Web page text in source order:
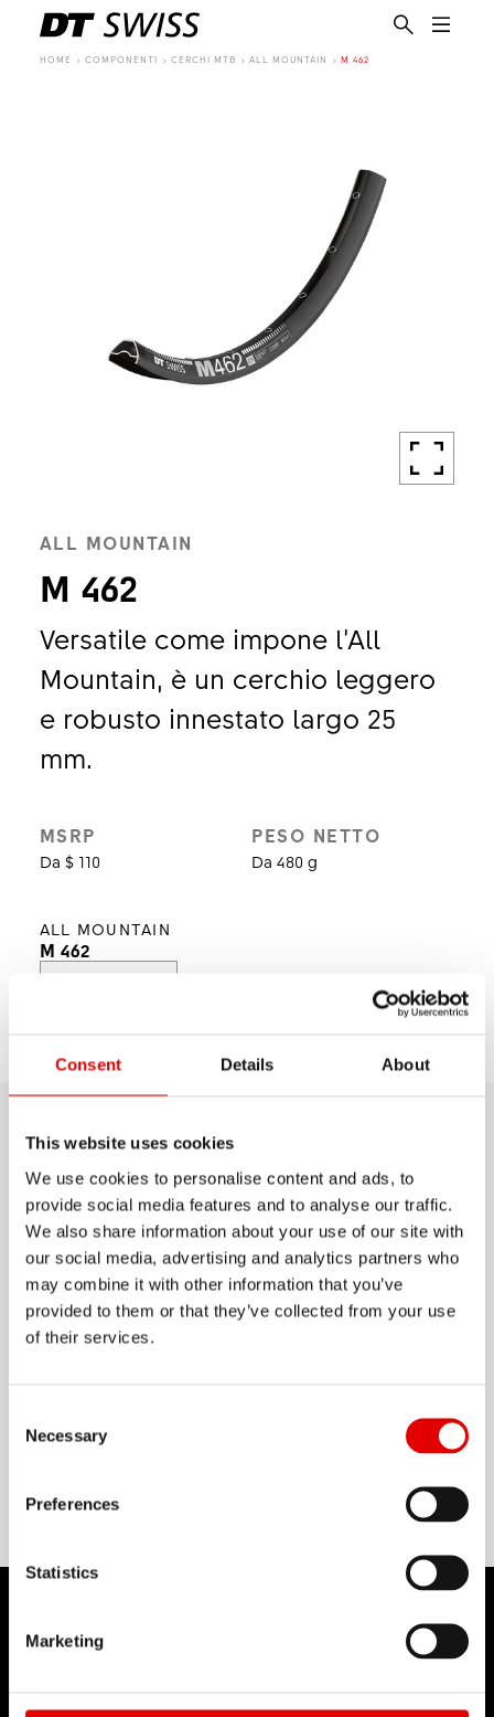
Consent Details About
This website uses cookies
We use cookies to personalise content and ads, to
provide social media features and to analyse our traffic.
We also share information about your use of our site with
our social media, advertising and analytics partners who
may combine it with other information that you’ve
provided to them or that they’ve collected from your use
of their services.
Necessary
Preferences
Statistics
Marketing
HOME COMPONENTI CERCHI MTB ALL MOUNTAIN M 462
ALL MOUNTAIN
M 462
Versatile come impone l’All
Mountain, è un cerchio leggero
e robusto innestato largo 25
mm.
MSRP
Da $ 110
PESO NETTO
Da 480 g
ALL MOUNTAIN
M 462
modello
Dettagli del prodotto
Derivato dai nostri cerchi Enduro di grande
successo che hanno trionfato a livello mondiale
con i ciclisti più veloci del mondo, l'M 462
racchiude quella tecnologia in un pacchetto
leggermente slim per l'uso All Mountain, pur
MATERIALE
DT SWISS